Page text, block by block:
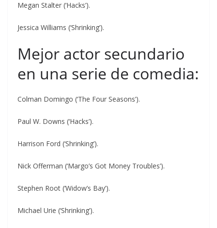
Megan Stalter (‘Hacks’).
Jessica Williams (‘Shrinking’).
Mejor actor secundario
en una serie de comedia:
Colman Domingo (‘The Four Seasons’).
Paul W. Downs (‘Hacks’).
Harrison Ford (‘Shrinking’).
Nick Offerman (‘Margo’s Got Money Troubles’).
Stephen Root (‘Widow’s Bay’).
Michael Urie (‘Shrinking’).